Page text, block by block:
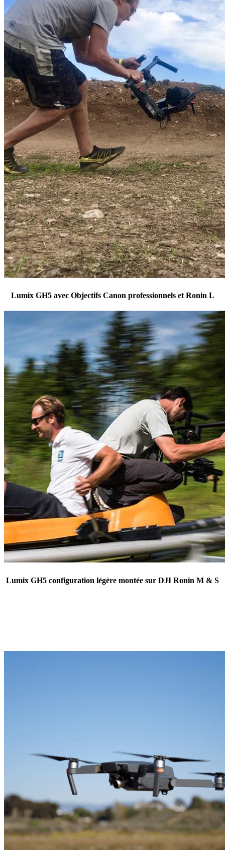
Lumix GH5 avec Objectifs Canon professionnels et Ronin L
Lumix GH5 configuration légère montée sur DJI Ronin M & S